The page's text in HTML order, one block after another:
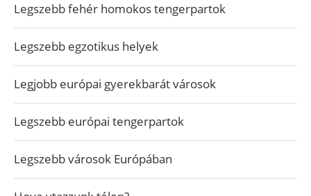
Legszebb fehér homokos tengerpartok
Legszebb egzotikus helyek
Legjobb európai gyerekbarát városok
Legszebb európai tengerpartok
Legszebb városok Európában